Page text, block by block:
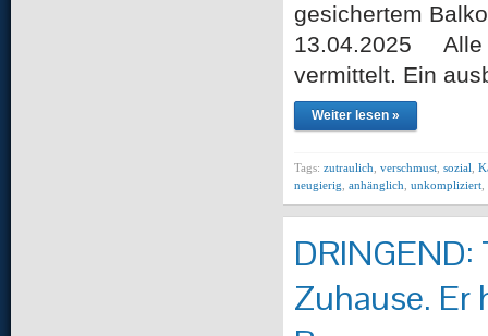
gesichertem
13.04.2025 Alle
vermittelt. Ein
Weiter lesen »
Tags: zutraulich verschmust sozial
neugierig anhänglich unkompliziert
Zuhause. Er